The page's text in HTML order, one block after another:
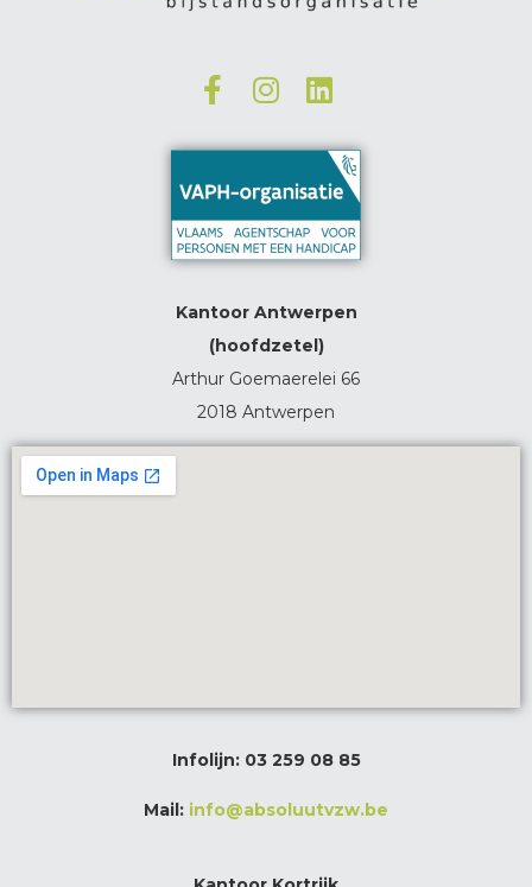
Kantoor Antwerpen
(hoofdzetel)
Arthur Goemaerelei 66
2018 Antwerpen
Infolijn: 03 259 08 85
Mail: info@absoluutvzw.be